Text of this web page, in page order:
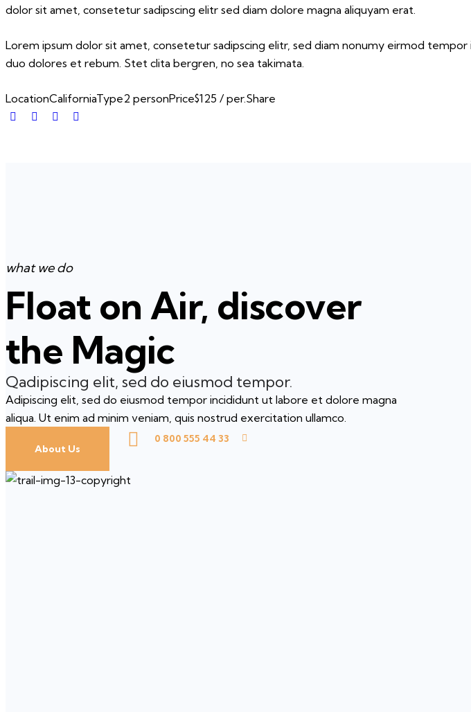
dolor sit amet, consetetur sadipscing elitr sed diam dolore magna aliquyam erat.
Lorem ipsum dolor sit amet, consetetur sadipscing elitr, sed diam nonumy eirmod
duo dolores et rebum. Stet clita bergren, no sea takimata.
LocationCaliforniaType2 personPrice$125 / per.Share
what we do
Float on Air, discover
the Magic
Qadipiscing elit, sed do eiusmod tempor.
Adipiscing elit, sed do eiusmod tempor incididunt ut labore et dolore magna
aliqua. Ut enim ad minim veniam, quis nostrud exercitation ullamco.
About Us
0 800 555 44 33